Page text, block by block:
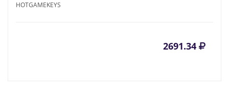
HOTGAMEKEYS
2691.34